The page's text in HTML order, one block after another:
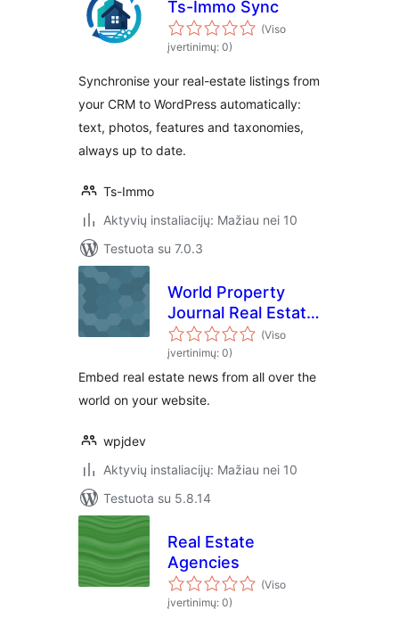
Ts-Immo Sync
(Viso
įvertinimų: 0)
Synchronise your real-estate listings from
your CRM to WordPress automatically:
text, photos, features and taxonomies,
always up to date.
Ts-Immo
Aktyvių instaliacijų: Mažiau nei 10
Testuota su 7.0.3
World Property
Journal Real Estate
News Free
(Viso
įvertinimų: 0)
Embed real estate news from all over the
world on your website.
wpjdev
Aktyvių instaliacijų: Mažiau nei 10
Testuota su 5.8.14
Real Estate
Agencies
(Viso
įvertinimų: 0)